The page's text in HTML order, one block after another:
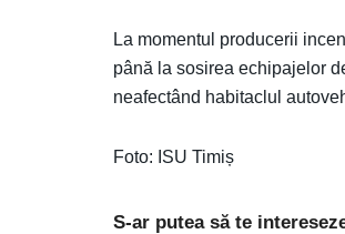
La momentul producerii
până la sosirea echipajelor
neafectând habitaclul
Foto: ISU Timiș
S-ar putea să te